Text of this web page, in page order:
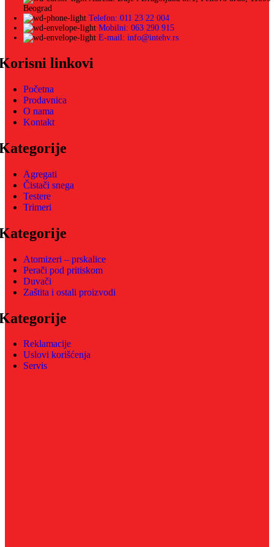
Beograd
Telefon: 011 23 22 004
Mobilni: 063 290 915
E-mail: info@intehv.rs
linkovi
Početna
Prodavnica
O nama
Kontakt
Agregati
Čistači snega
Testere
Trimeri
Atomizeri – prskalice
Perači pod pritiskom
Duvači
Zaštita i ostali proizvodi
Reklamacije
Uslovi korišćenja
Servis